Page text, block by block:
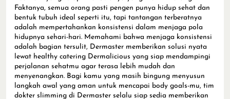
Faktanya, semua orang pasti pengen punya hidup sehat dan
bentuk tubuh ideal seperti itu, tapi tantangan terberatnya
adalah mempertahankan konsistensi dalam menjaga pola
hidupnya sehari-hari. Memahami bahwa menjaga konsistensi
adalah bagian tersulit, Dermaster memberikan solusi nyata
lewat healthy catering Dermalicious yang siap mendampingi
perjalanan sehatmu agar terasa lebih mudah dan
menyenangkan. Bagi kamu yang masih bingung menyusun
langkah awal yang aman untuk mencapai body goals-mu, tim
dokter slimming di Dermaster selalu siap sedia memberikan